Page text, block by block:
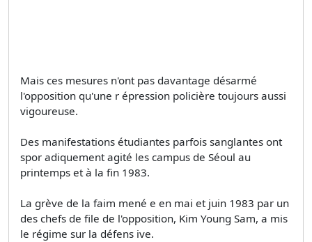
Mais ces mesures n'ont pas davantage désarmé
l'opposition qu'une r épression policière toujours aussi
vigoureuse.
Des manifestations étudiantes parfois sanglantes ont
spor adiquement agité les campus de Séoul au
printemps et à la fin 1983.
La grève de la faim mené e en mai et juin 1983 par un
des chefs de file de l'opposition, Kim Young Sam, a mis
le régime sur la défens ive.